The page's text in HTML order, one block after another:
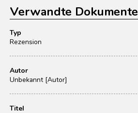
Verwandte Dokumente
Typ
Rezension
Autor
Unbekannt [Autor]
Titel